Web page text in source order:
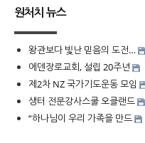
원처치 뉴스
왕관보다 빛난 믿음의 도전…
에덴장로교회, 설립 20주년
제2차 NZ 국가기도운동 모임
생터 전문강사스쿨 오클랜드
“하나님이 우리 가족을 만드